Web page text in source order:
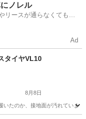
ノレル
リースが通らなくてもク
Ad
タイヤVL10
8月8日
いたのか、接地面が汚れてい